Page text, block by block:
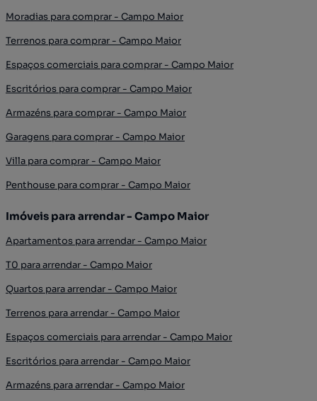
Moradias para comprar - Campo Maior
Terrenos para comprar - Campo Maior
Espaços comerciais para comprar - Campo Maior
Escritórios para comprar - Campo Maior
Armazéns para comprar - Campo Maior
Garagens para comprar - Campo Maior
Villa para comprar - Campo Maior
Penthouse para comprar - Campo Maior
Imóveis para arrendar - Campo Maior
Apartamentos para arrendar - Campo Maior
T0 para arrendar - Campo Maior
Quartos para arrendar - Campo Maior
Terrenos para arrendar - Campo Maior
Espaços comerciais para arrendar - Campo Maior
Escritórios para arrendar - Campo Maior
Armazéns para arrendar - Campo Maior